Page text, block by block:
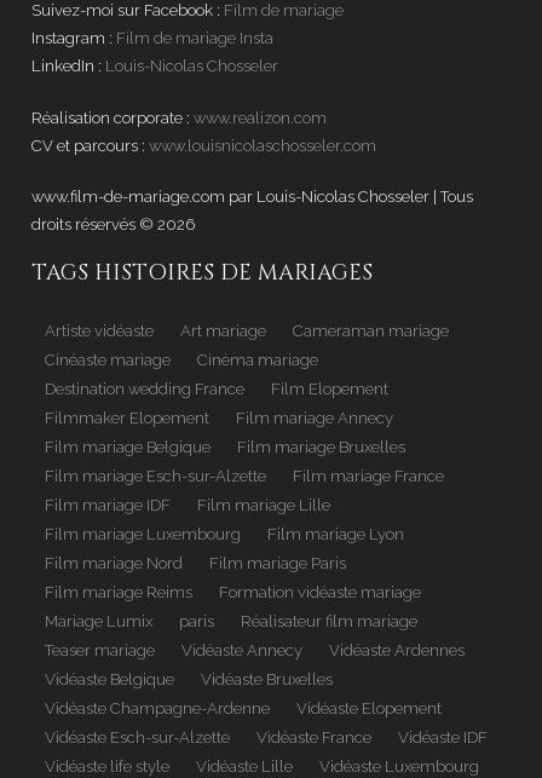
Suivez-moi sur Facebook : Film de mariage
Instagram : Film de mariage Insta
LinkedIn : Louis-Nicolas Chosseler
Réalisation corporate : www.realizon.com
CV et parcours : www.louisnicolaschosseler.com
www.film-de-mariage.com par Louis-Nicolas Chosseler | Tous
droits réservés © 2026
TAGS HISTOIRES DE MARIAGES
Artiste vidéaste Art mariage
Cameraman mariage
Cinéaste mariage
Cinéma mariage
Destination wedding France
Film Elopement
Filmmaker Elopement
Film mariage Annecy
Film mariage Belgique
Film mariage Bruxelles
Film mariage Esch-sur-Alzette
Film mariage France
Film mariage IDF
Film mariage Lille
Film mariage Luxembourg
Film mariage Lyon
Film mariage Nord
Film mariage Paris
Film mariage Reims
Formation vidéaste mariage
Mariage Lumix
paris
Réalisateur film mariage
Teaser mariage
Vidéaste Annecy
Vidéaste Ardennes
Vidéaste Belgique
Vidéaste Bruxelles
Vidéaste Champagne-Ardenne
Vidéaste Elopement
Vidéaste Esch-sur-Alzette
Vidéaste France
Vidéaste IDF
Vidéaste life style
Vidéaste Lille Vidéaste Luxembourg